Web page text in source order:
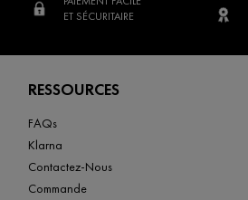
ET SÉCURITAIRE
RESSOURCES
FAQs
Klarna
Contactez-Nous
Commande